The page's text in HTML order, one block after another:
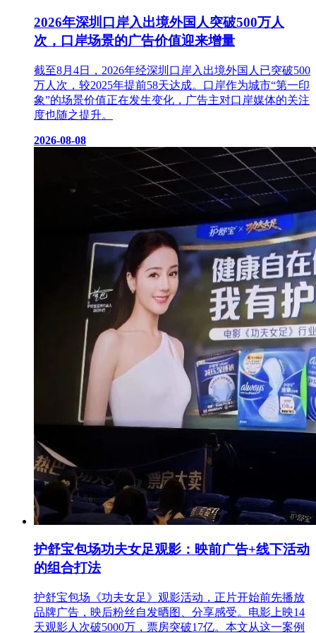
2026年深圳口岸入出境外国人突破500万人
次，口岸场景的广告价值迎来增量
截至8月4日，2026年经深圳口岸入出境外国人已突破500
万人次，较2025年提前58天达成。口岸作为城市“第一印
象”的场景价值正在发生变化，广告主对口岸媒体的关注
度也随之提升。
2026-08-08
护舒宝包场功夫女足观影：映前广告+线下活动
的组合打法
护舒宝包场《功夫女足》观影活动，正片开始前先播放
品牌广告，映后粉丝自发晒图、分享感受。电影上映14
天观影人次破5000万，票房突破17亿。本文从这一案例